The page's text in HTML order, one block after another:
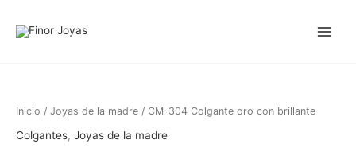
Inicio / Joyas de la madre / CM-304 Colgante oro con brillante
Colgantes, Joyas de la madre